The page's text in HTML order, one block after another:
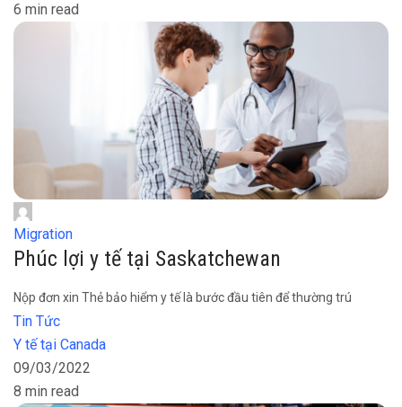
6 min read
Migration
Phúc lợi y tế tại Saskatchewan
Nộp đơn xin Thẻ bảo hiểm y tế là bước đầu tiên để thường trú
Tin Tức
Y tế tại Canada
09/03/2022
8 min read